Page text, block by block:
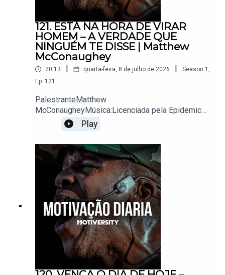
121. ESTÁ NA HORA DE VIRAR
HOMEM – A VERDADE QUE
NINGUÉM TE DISSE | Matthew
McConaughey
20:13 | quarta-feira, 8 de julho de 2026 | Season 1 ,
Ep. 121
PalestranteMatthew
McConaugheyMúsica:Licenciada pela Epidemic
Play